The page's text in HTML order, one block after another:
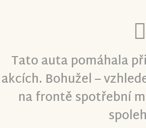
Tato auta pomáhala
akcích. Bohužel –
na frontě spotřební